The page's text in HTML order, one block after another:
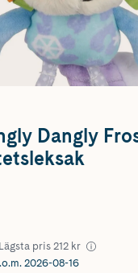
Dangly
Lägsta pris 212 kr
2026-08-16